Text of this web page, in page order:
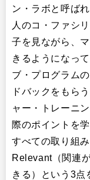
ン・ラボと呼ば
人のコ・ファシ
子を見ながら、
きるようになっ
ブ・プログラム
ドバックをもら
ャー・トレーニ
際のポイントを
すべての取り組
Relevant（関連
きる）という3点